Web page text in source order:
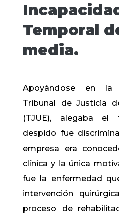
Temporal
media.
Apoyándose en la
Tribunal de Justicia
(TJUE), alegaba el
despido fue
empresa era
clínica y la única
fue la enfermedad
intervención
proceso de